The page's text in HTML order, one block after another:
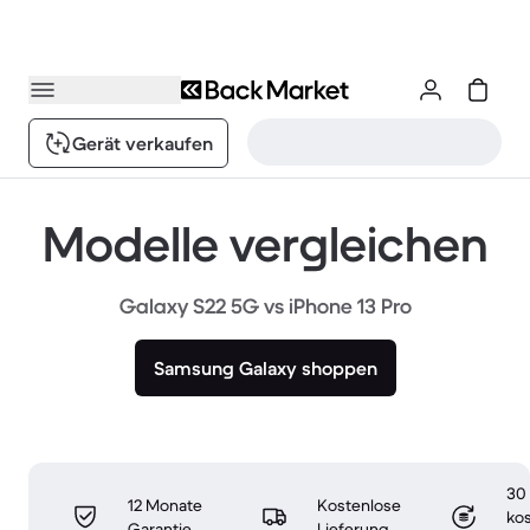
Gerät verkaufen
Modelle vergleichen
Galaxy S22 5G vs iPhone 13 Pro
Samsung Galaxy shoppen
12 Monate
Kostenlose
30